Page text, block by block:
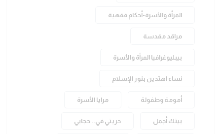
المرأة والأسرة-أحكام فقهية
مراقد مقدسة
بيبليوغرافيا المرأة والأسرة
نساء اهتدين بنور الإسلام
أمومة وطفولة مرايا الأسرة
بيتك أجمل حريتي في.. حجابي